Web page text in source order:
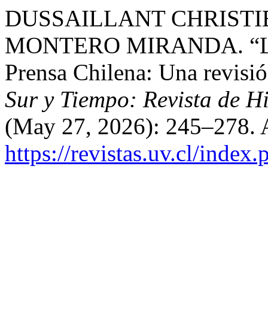
DUSSAILLANT
MONTERO MIRANDA.
Prensa Chilena: Una
Sur y Tiempo: Revista de
(May 27, 2026): 245–278.
https://revistas.uv.cl/